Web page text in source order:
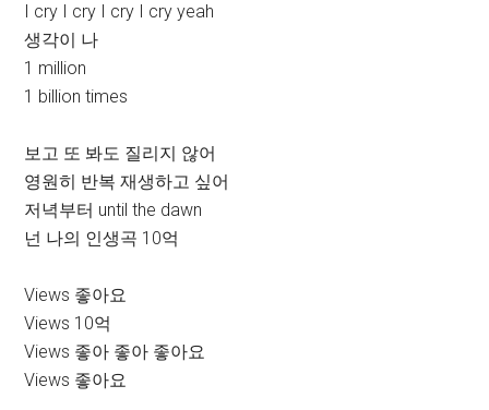
I cry I cry I cry I cry yeah
생각이 나
1 million
1 billion times
보고 또 봐도 질리지 않어
영원히 반복 재생하고 싶어
저녁부터 until the dawn
넌 나의 인생곡 10억
Views 좋아요
Views 10억
Views 좋아 좋아 좋아요
Views 좋아요